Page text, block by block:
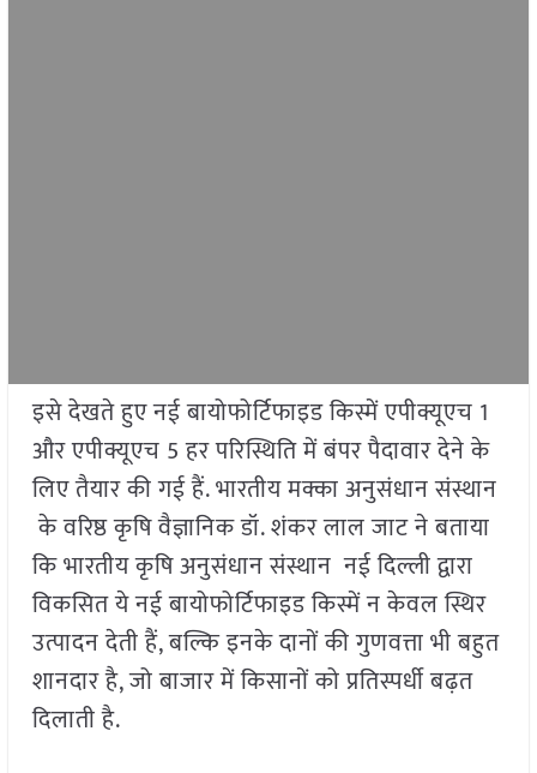
इसे देखते हुए नई बायोफोर्टिफाइड किस्में एपीक्यूएच 1
और एपीक्यूएच 5 हर परिस्थिति में बंपर पैदावार देने के
लिए तैयार की गई हैं. भारतीय मक्का अनुसंधान संस्थान
के वरिष्ठ कृषि वैज्ञानिक डॉ. शंकर लाल जाट ने बताया
कि भारतीय कृषि अनुसंधान संस्थान नई दिल्ली द्वारा
विकसित ये नई बायोफोर्टिफाइड किस्में न केवल स्थिर
उत्पादन देती हैं, बल्कि इनके दानों की गुणवत्ता भी बहुत
शानदार है, जो बाजार में किसानों को प्रतिस्पर्धी बढ़त
दिलाती है.